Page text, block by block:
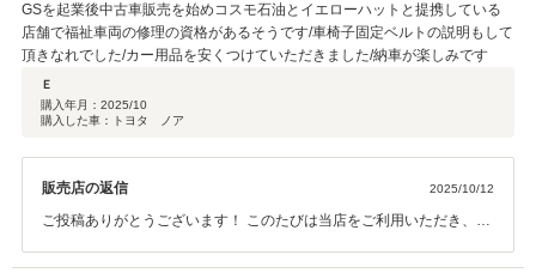
GSを起業後中古車販売を始めコスモ石油とイエローハットと提携している
店舗で福祉車両の修理の資格があるそうです/車椅子固定ベルトの説明もして
頂きなれでした/カー用品を安くつけていただきました/納車が楽しみです
Ｅ
購入年月： 2025/10
購入した車：トヨタ ノア
販売店の返信 2025/10/12
ご投稿ありがとうございます！ このたびは当店をご利用いただき、心
安心頂けるサービスが出来るようスタッフ一同精進してまいります。